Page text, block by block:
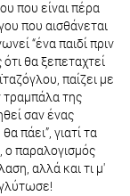
που είναι πέρα
που αισθάνεται
“ένα παιδί πριν
θα ξεπεταχτεί
παίζει με
τραμπάλα της
σαν ένας
πάει”, γιατί τα
παραλογισμός
αλλά και τι μ'